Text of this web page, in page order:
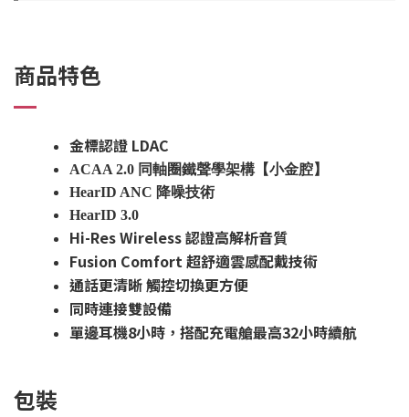
商品特色
金標認證 LDAC
ACAA 2.0 同軸圈鐵聲學架構【小金腔】
HearID ANC 降噪技術
HearID 3.0
Hi-Res Wireless 認證高解析音質
Fusion Comfort 超舒適雲感配戴技術
通話更清晰 觸控切換更方便
同時連接雙設備
單邊耳機8小時，搭配充電艙最高32小時續航
包裝